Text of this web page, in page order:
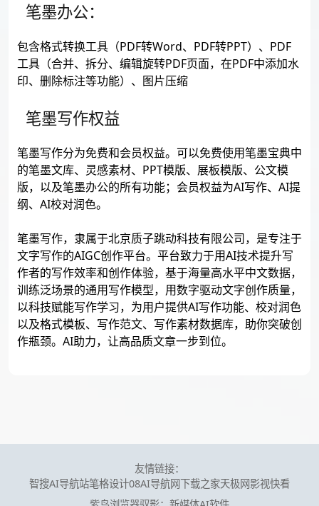
笔墨办公：
包含格式转换工具（PDF转Word、PDF转PPT）、PDF
工具（合并、拆分、编辑旋转PDF页面，在PDF中添加水
印、删除标注等功能）、图片压缩
笔墨写作权益
笔墨写作分为免费和会员权益。可以免费使用笔墨宝典中
的笔墨文库、灵感素材、PPT模版、展板模版、公文模
版，以及笔墨办公的所有功能；会员权益为AI写作、AI提
纲、AI校对润色。
笔墨写作，隶属于北京质子跳动科技有限公司，是专注于
文字写作的AIGC创作平台。平台致力于用AI技术提升写
作者的写作效率和创作体验，基于海量高水平中文数据，
训练泛场景的通用写作模型，用数字驱动文字创作质量，
以科技赋能写作学习，为用户提供AI写作功能、校对润色
以及格式模板、写作范文、写作素材数据库，助你突破创
作瓶颈。AI助力，让高品质文章一步到位。
友情链接：
智搜AI导航站笔格设计08AI导航网下载之家天极网影视快看